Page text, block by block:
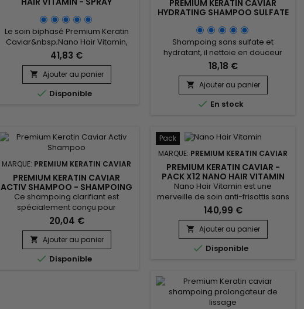
THERMOPROTECTEUR À LA
KÉRATINE PACK DE 3
Le soin biphasé Premium Keratin
Caviar&nbsp;Nano Hair Vitamin,
enrichi en kératine, collagène
hydrolysé, D-Panthenol, huile de
jojoba et protéine de soie,
protège les cheveux de la chaleur
tout en les réparant et en les
chimiques, ce soin thermo-
protecteur lisse la...
41,83 €
 Ajouter au panier
 Disponible
PREMIUM KERATIN CAVIAR
HYDRATING SHAMPOO SULFATE
SANS SULFATE |300ML
Shampoing sans sulfate et
hydratant, il nettoie en douceur
tout en apportant une hydratation
intense et une réparation en
profondeur aux cheveux secs,
abîmés ou fragilisés. Formulé avec
de la kératine, de la protéine de
renforce la fibre capillaire, réduit la
casse et prévient les pointes...
18,18 €
 Ajouter au panier
 En stock
MARQUE: PREMIUM KERATIN CAVIAR
PREMIUM KERATIN CAVIAR
ACTIV SHAMPOO - SHAMPOING
CLARIFIANT - 1000ML
Ce shampoing clarifiant est
spécialement conçu pour
détoxifier et préparer les cheveux
au lissage brésilien en éliminant
les impuretés et les résidus de
produits tout en offrant un
nettoyage en profondeur. Le
20,04 €
 Ajouter au panier
 Disponible
Pack
MARQUE: PREMIUM KERATIN CAVIAR
PREMIUM KERATIN CAVIAR -
PACK X12 NANO HAIR VITAMIN
Nano Hair Vitamin est une
merveille de soin anti-frisottis sans
rinçage formulé avec de la
Kératine, du Collagène et protéine
de Soie.&nbsp; Adapté à tous les
types de cheveux, Nano Hair
Vitamin répare, nourrit et hydrate
Protecteur thermique non gras,
Nano Hair Vitamin démêle en
douceur,...
140,99 €
 Ajouter au panier
 Disponible